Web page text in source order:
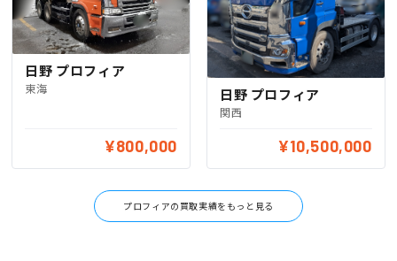
日野 プロフィア
東海
¥800,000
日野 プロフィア
関西
¥10,500,000
プロフィアの買取実績をもっと見る